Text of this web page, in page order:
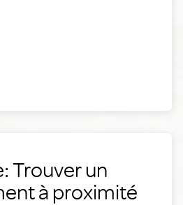
Trouver un
à proximité